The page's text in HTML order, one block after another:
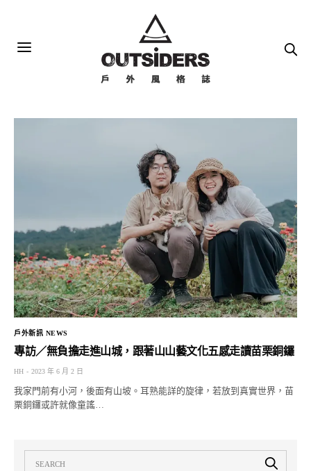
戶外新訊 NEWS
專訪／無負擔走進山城，跟著山山藝文化五感走讀苗栗銅鑼
HH 2023 年 6 月 2 日
我家門前有小河，後面有山坡。耳熟能詳的旋律，若放到真實世界，苗
栗銅鑼或許就像童謠…